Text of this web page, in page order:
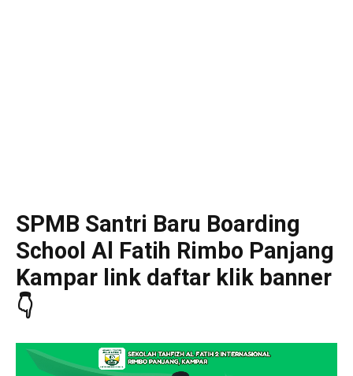
SPMB Santri Baru Boarding
School Al Fatih Rimbo Panjang
Kampar link daftar klik banner
👇